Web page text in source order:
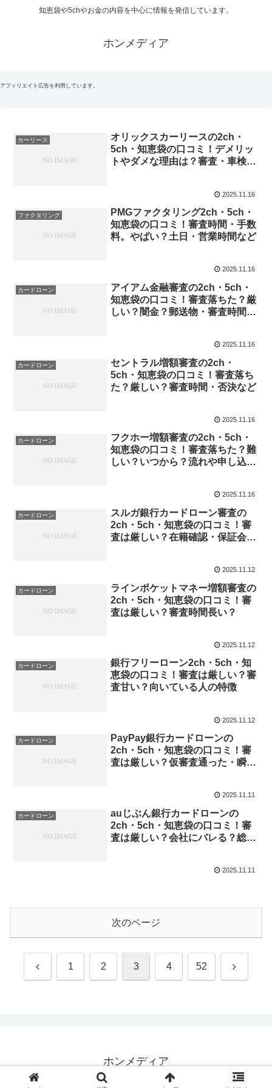
知恵袋や5chやお金の内容を中心に情報を発信しています。
ホンメディア
アフィリエイト広告を利用しています。
カーリース
オリックスカーリースの2ch・
5ch・知恵袋の口コミ！デメリッ
トやダメな理由は？審査・車検・
2025.11.16
ファクタリング
PMGファクタリング2ch・5ch・
知恵袋の口コミ！審査時間・手数
料。やばい？土日・営業時間など
2025.11.16
カードローン
アイアム金融審査の2ch・5ch・
知恵袋の口コミ！審査落ちた？厳
しい？闇金？郵送物・審査時間・
2025.11.16
カードローン
セントラル増額審査の2ch・
5ch・知恵袋の口コミ！審査落ち
た？厳しい？審査時間・否決など
2025.11.16
カードローン
フクホー増額審査の2ch・5ch・
知恵袋の口コミ！審査落ちた？難
しい？いつから？流れや申し込み
2025.11.16
カードローン
スルガ銀行カードローン審査の
2ch・5ch・知恵袋の口コミ！審
査は厳しい？在籍確認・保証会社
2025.11.12
カードローン
ラインポケットマネー増額審査の
2ch・5ch・知恵袋の口コミ！審
査は厳しい？審査時間長い？
2025.11.12
カードローン
銀行フリーローン2ch・5ch・知
恵袋の口コミ！審査は厳しい？審
査甘い？向いている人の特徴
2025.11.12
カードローン
PayPay銀行カードローンの
2ch・5ch・知恵袋の口コミ！審
査は厳しい？仮審査通った・瞬殺
2025.11.11
カードローン
auじぶん銀行カードローンの
2ch・5ch・知恵袋の口コミ！審
査は厳しい？会社にバレる？総量
2025.11.11
次のページ
前 1 2 3 4 52 次
ホンメディア
© 2024 ホンメディア.